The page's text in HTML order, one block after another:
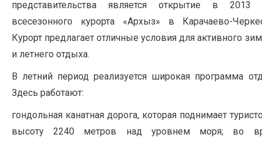
представительства является открытие в 2013
всесезонного курорта «Архыз» в Карачаево-
Курорт предлагает отличные условия для активного
и летнего отдыха.
В летний период реализуется широкая программа
Здесь работают:
гондольная канатная дорога, которая поднимает
высоту 2240 метров над уровнем моря; во